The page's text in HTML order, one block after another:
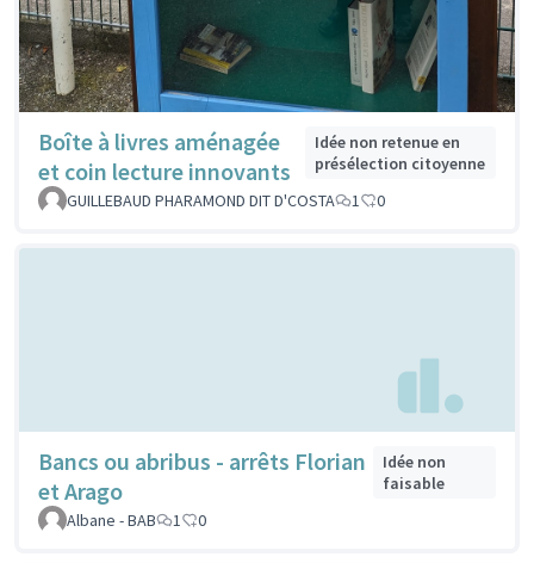
Boîte à livres aménagée
et coin lecture innovants
Idée non retenue en
présélection citoyenne
GUILLEBAUD PHARAMOND DIT D'COSTA
1 0
Bancs ou abribus - arrêts Florian
et Arago
Idée non
faisable
Albane - BAB
1 0